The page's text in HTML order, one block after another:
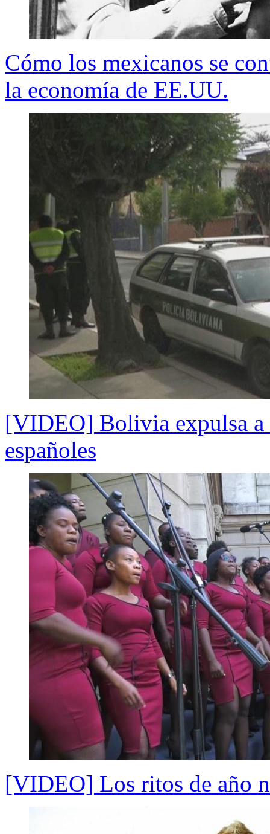
Cómo los mexicanos se
la economía de EE.UU.
[VIDEO] Bolivia expulsa
españoles
[VIDEO] Los ritos de año